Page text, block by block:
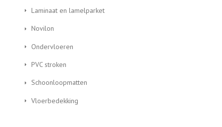
Laminaat en lamelparket
Novilon
Ondervloeren
PVC stroken
Schoonloopmatten
Vloerbedekking